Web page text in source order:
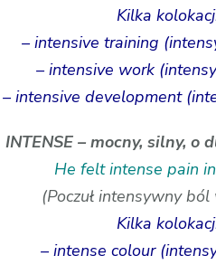
Kilka
– intensive training
– intensive work
– intensive development
INTENSE – mocny, silny, o
He felt intense pain
(Poczuł intensywny
Kilka
– intense colour